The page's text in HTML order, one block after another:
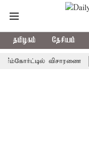
தமிழகம் தேசியம்
விசாரணை